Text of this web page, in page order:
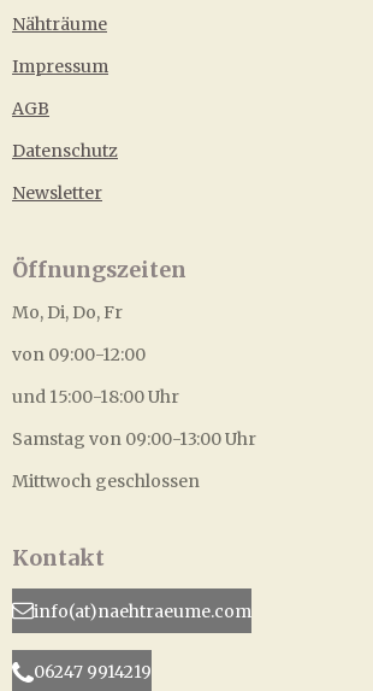
Nähträume
Impressum
AGB
Datenschutz
Newsletter
Öffnungszeiten
Mo, Di, Do, Fr
von 09:00-12:00
und 15:00-18:00 Uhr
Samstag von 09:00-13:00 Uhr
Mittwoch geschlossen
Kontakt
info(at)naehtraeume.com
06247 9914219